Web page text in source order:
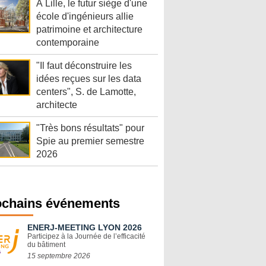
À Lille, le futur siège d'une
école d'ingénieurs allie
patrimoine et architecture
contemporaine
"Il faut déconstruire les
idées reçues sur les data
centers", S. de Lamotte,
architecte
"Très bons résultats" pour
Spie au premier semestre
2026
événements
ENERJ-MEETING LYON 2026
Participez à la Journée de l’efficacité
du bâtiment
15 septembre 2026